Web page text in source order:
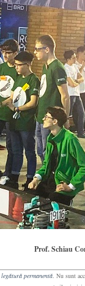
Prof. Schiau
legătură permanentă. Nu sunt